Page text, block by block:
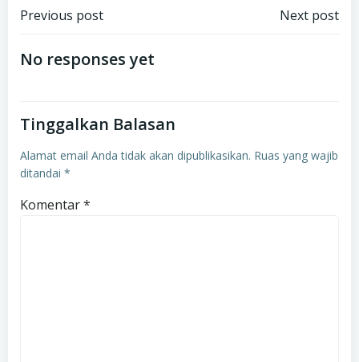
Navigasi
pos
Previous post
NavigasiNext post
No responses yet
Tinggalkan Balasan
Alamat email Anda tidak akan dipublikasikan. Ruas yang wajib
ditandai *
Komentar*